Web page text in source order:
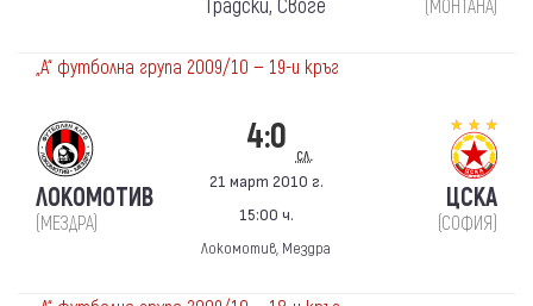
Градски, Своге (МОНТАНА)
„А“ футболна група 2009/10 — 19-и кръг
ЛОКОМОТИВ
(МЕЗДРА)
4:0 сл.
21 март 2010 г.
15:00 ч.
Локомотив, Мездра
ЦСКА
(СОФИЯ)